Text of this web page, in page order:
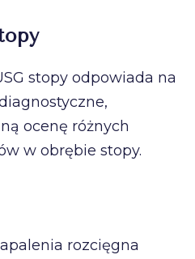
stopy odpowiada na
ocenę różnych
w obrębie stopy.
rozcięgna